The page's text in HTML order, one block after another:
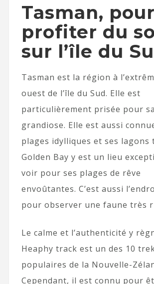
Tasman, pour
profiter du
sur l’île du
Tasman est la région à
ouest de l’île du Sud. Elle est
particulièrement prisée pour
grandiose. Elle est aussi
plages idylliques et ses lagons
Golden Bay y est un lieu
voir pour ses plages de rêve
envoûtantes. C’est aussi
pour observer une faune très
Le calme et l’authenticité y
Heaphy track est un des 10
populaires de la Nouvelle-
Cependant, il est connu pour